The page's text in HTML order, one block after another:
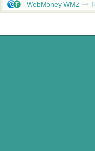
WebMoney WMZ